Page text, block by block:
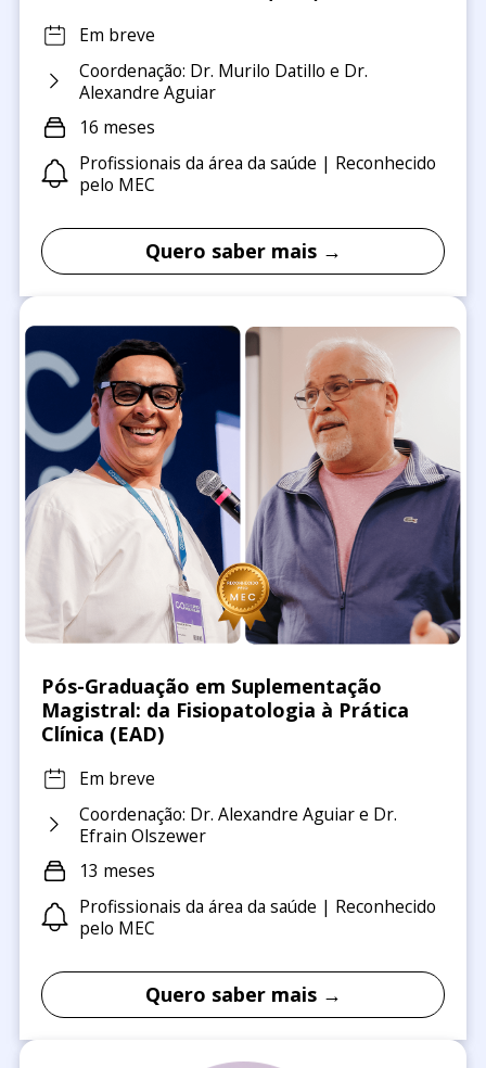
Em breve
Coordenação: Dr. Murilo Datillo e Dr.
Alexandre Aguiar
16 meses
Profissionais da área da saúde | Reconhecido
pelo MEC
Quero saber mais →
Pós-Graduação em Suplementação
Magistral: da Fisiopatologia à Prática
Clínica (EAD)
Em breve
Coordenação: Dr. Alexandre Aguiar e Dr.
Efrain Olszewer
13 meses
Profissionais da área da saúde | Reconhecido
pelo MEC
Quero saber mais →